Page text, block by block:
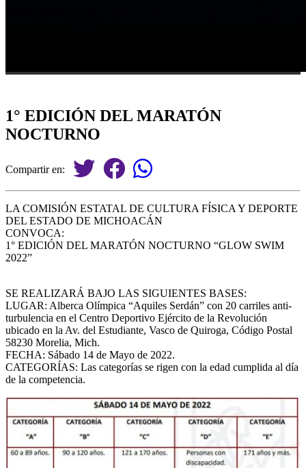
1° EDICIÓN DEL MARATÓN
NOCTURNO
Compartir en:
LA COMISIÓN ESTATAL DE CULTURA FÍSICA Y DEPORTE
DEL ESTADO DE MICHOACÁN
CONVOCA:
1° EDICIÓN DEL MARATÓN NOCTURNO “GLOW SWIM
2022”
SE REALIZARÁ BAJO LAS SIGUIENTES BASES:
LUGAR: Alberca Olímpica “Aquiles Serdán” con 20 carriles anti-
turbulencia en el Centro Deportivo Ejército de la Revolución
ubicado en la Av. del Estudiante, Vasco de Quiroga, Código Postal
58230 Morelia, Mich.
FECHA: Sábado 14 de Mayo de 2022.
CATEGORÍAS: Las categorías se rigen con la edad cumplida al día
de la competencia.